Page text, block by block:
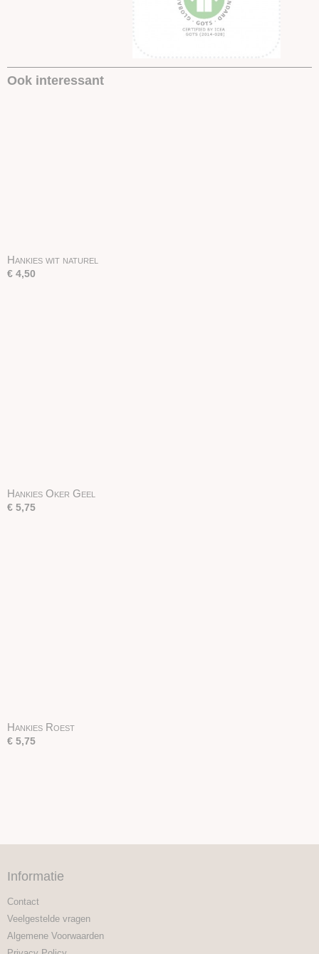
Ook interessant
Hankies wit naturel
€ 4,50
Hankies Oker Geel
€ 5,75
Hankies Roest
€ 5,75
Informatie
Contact
Veelgestelde vragen
Algemene Voorwaarden